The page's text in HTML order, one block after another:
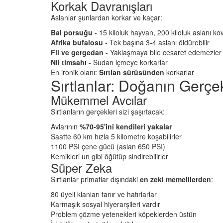
Korkak Davranışları
Aslanlar şunlardan korkar ve kaçar:
Bal porsuğu - 15 kiloluk hayvan, 200 kiloluk aslanı
Afrika bufalosu - Tek başına 3-4 aslanı öldürebilir
Fil ve gergedan - Yaklaşmaya bile cesaret edemezler
Nil timsahı - Sudan içmeye korkarlar
En ironik olanı: Sırtlan sürüsünden korkarlar
Sırtlanlar: Doğanın
Mükemmel Avcılar
Sırtlanların gerçekleri sizi şaşırtacak:
Avlarının %70-95'ini kendileri yakalar
Saatte 60 km hızla 5 kilometre koşabilirler
1100 PSI çene gücü (aslan 650 PSI)
Kemikleri un gibi öğütüp sindirebilirler
Süper Zeka
Sırtlanlar primatlar dışındaki en zeki memelilerden:
80 üyeli klanları tanır ve hatırlarlar
Karmaşık sosyal hiyerarşileri vardır
Problem çözme yetenekleri köpeklerden üstün
Mamutlar Öldü,
Açarak" Terk Eden
Hangisidir?
09.01.2026
Masum Kuryeler:
Kaçakçılığında
Hayvanlar
09.01.2026